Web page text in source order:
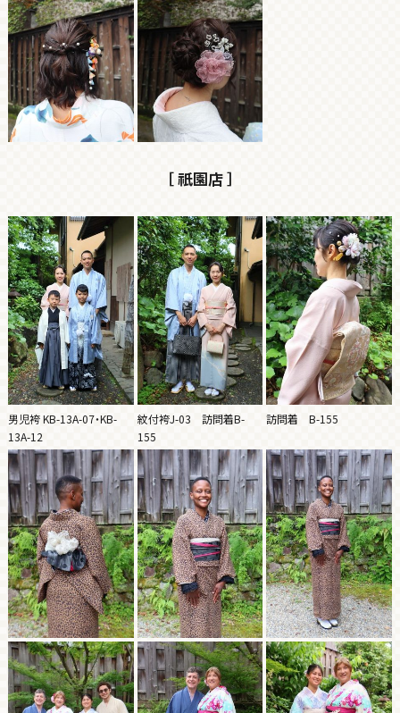
［ 祇園店 ］
男児袴 KB-13A-07・KB-
13A-12
紋付袴J-03 訪問着B-
155
訪問着 B-155